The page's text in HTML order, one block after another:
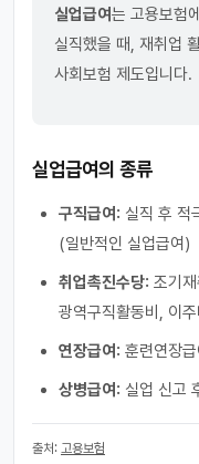
실업급여는 고용보험
실직했을 때, 재취업
사회보험 제도입니다.
실업급여의 종류
구직급여: 실직 후 적
(일반적인 실업급여)
취업촉진수당: 조기
광역구직활동비, 이주
연장급여: 훈련연장
상병급여: 실업 신고
출처: 고용보험